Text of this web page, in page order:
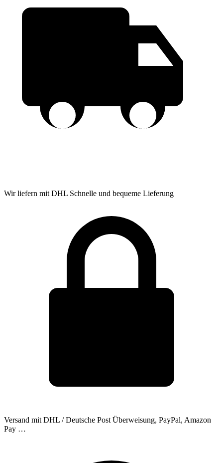
Wir liefern mit DHL Schnelle und bequeme Lieferung
Versand mit DHL / Deutsche Post Überweisung, PayPal, Amazon
Pay …